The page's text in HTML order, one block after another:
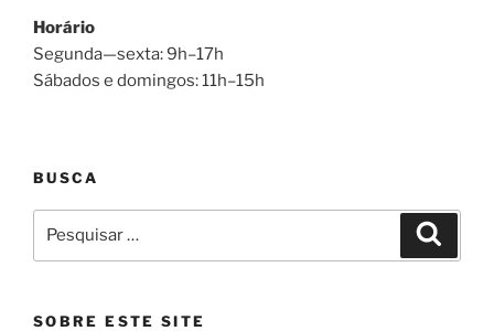
Horário
Segunda—sexta: 9h–17h
Sábados e domingos: 11h–15h
BUSCA
por:
SOBRE ESTE SITE